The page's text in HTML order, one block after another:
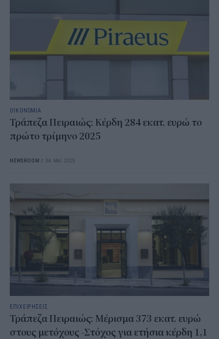
ΟΙΚΟΝΟΜΙΑ
Τράπεζα Πειραιώς: Κέρδη 284 εκατ. ευρώ το
πρώτο τρίμηνο 2025
NEWSROOM / 06 Μαΐ 2025
ΕΠΙΧΕΙΡΗΣΕΙΣ
Τράπεζα Πειραιώς: Μέρισμα 373 εκατ. ευρώ
στους μετόχους -Στόχος για ετήσια κέρδη 1,1